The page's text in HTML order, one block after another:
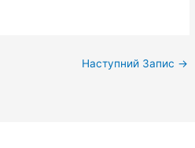
Наступний Запис →